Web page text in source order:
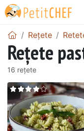
Rețete
Rețete
16 rețete